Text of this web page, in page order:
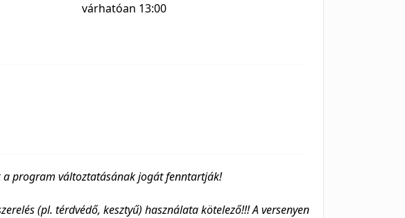
várhatóan 13:00
a program változtatásának jogát fenntartják!
(pl. térdvédő, kesztyű) használata kötelező!!! A versenyen